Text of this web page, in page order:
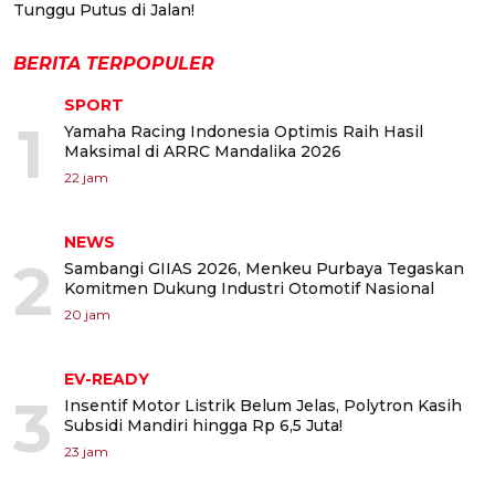
Tunggu Putus di Jalan!
BERITA TERPOPULER
1
SPORT
Yamaha Racing Indonesia Optimis Raih Hasil
Maksimal di ARRC Mandalika 2026
22 jam
2
NEWS
Sambangi GIIAS 2026, Menkeu Purbaya Tegaskan
Komitmen Dukung Industri Otomotif Nasional
20 jam
3
EV-READY
Insentif Motor Listrik Belum Jelas, Polytron Kasih
Subsidi Mandiri hingga Rp 6,5 Juta!
23 jam